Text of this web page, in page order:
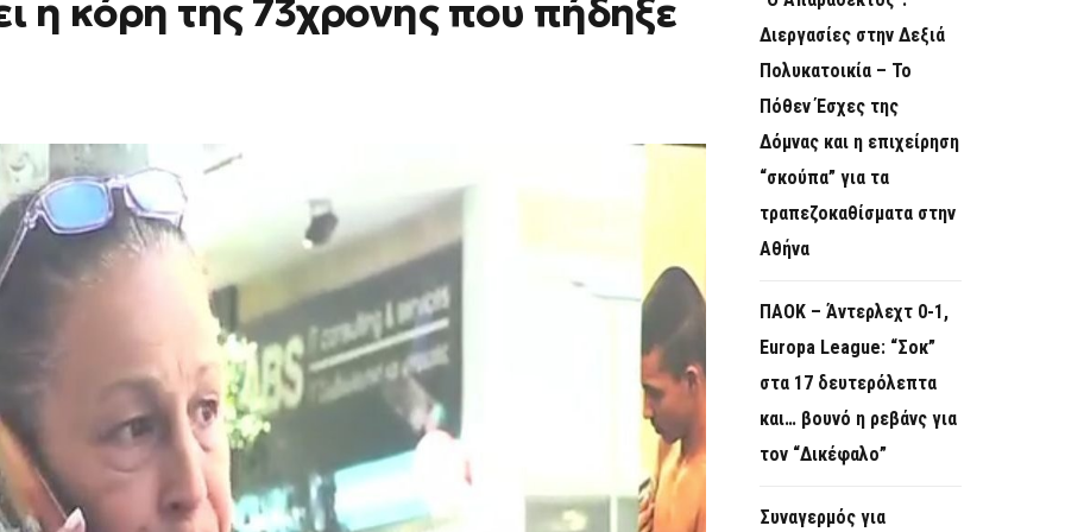
η κόρη της 73χρονης που πήδηξε
Διεργασίες στην Δεξιά
Πολυκατοικία – Το
Πόθεν Έσχες της
Δόμνας και η επιχείρηση
“σκούπα” για τα
τραπεζοκαθίσματα στην
Αθήνα
ΠΑΟΚ – Άντερλεχτ 0-1,
Europa League: “Σοκ”
στα 17 δευτερόλεπτα
και… βουνό η ρεβάνς για
τον “Δικέφαλο”
Συναγερμός για